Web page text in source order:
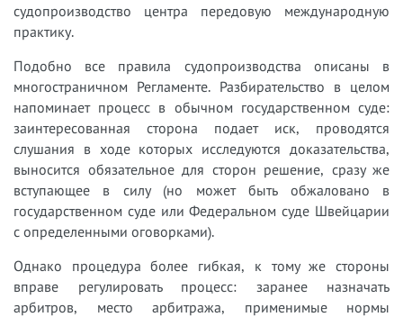
судопроизводство центра передовую международную
практику.
Подобно все правила судопроизводства описаны в
многостраничном Регламенте. Разбирательство в целом
напоминает процесс в обычном государственном суде:
заинтересованная сторона подает иск, проводятся
слушания в ходе которых исследуются доказательства,
выносится обязательное для сторон решение, сразу же
вступающее в силу (но может быть обжаловано в
государственном суде или Федеральном суде Швейцарии
с определенными оговорками).
Однако процедура более гибкая, к тому же стороны
вправе регулировать процесс: заранее назначать
арбитров, место арбитража, применимые нормы